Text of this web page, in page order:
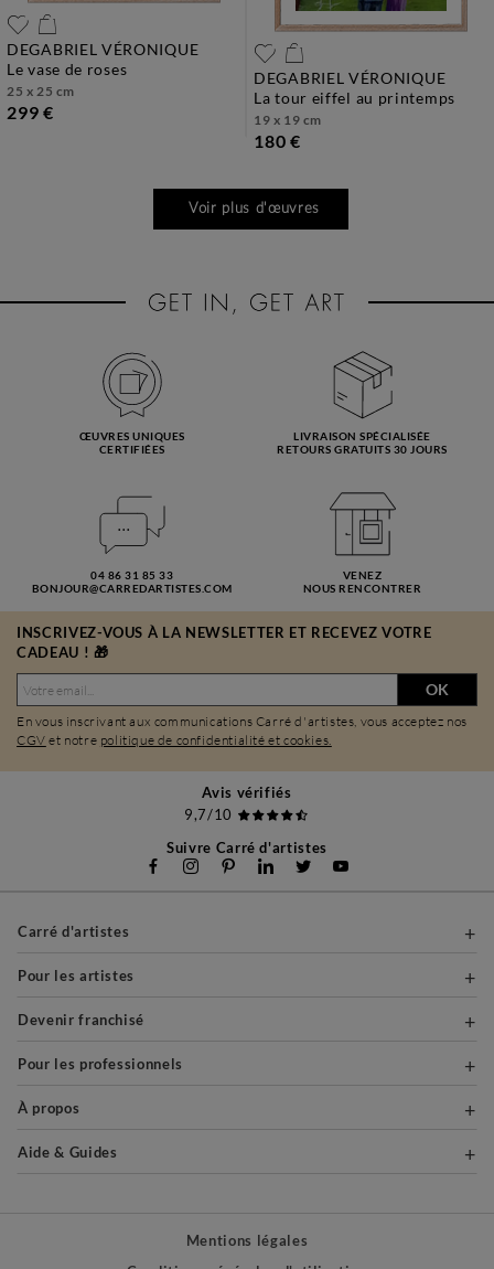
DEGABRIEL VÉRONIQUE
le vase de roses
25 x 25 cm
299 €
DEGABRIEL VÉRONIQUE
la tour eiffel au printemps
19 x 19 cm
180 €
Voir plus d'œuvres
ŒUVRES UNIQUES
CERTIFIÉES
LIVRAISON SPÉCIALISÉE
RETOURS GRATUITS 30 JOURS
04 86 31 85 33
BONJOUR@CARREDARTISTES.COM
VENEZ
NOUS RENCONTRER
INSCRIVEZ-VOUS À LA NEWSLETTER ET RECEVEZ VOTRE
CADEAU ! 🎁
OK
En vous inscrivant aux communications Carré d'artistes, vous acceptez nos
CGV et notre politique de confidentialité et cookies.
Avis vérifiés
9,7/10
Suivre Carré d'artistes
Carré d'artistes
Pour les artistes
Devenir franchisé
Pour les professionnels
À propos
Aide & Guides
Mentions légales